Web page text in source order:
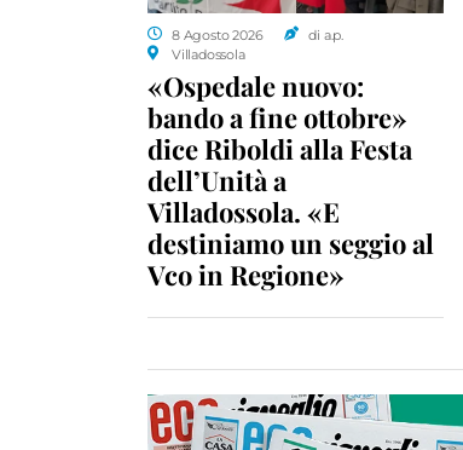
8 Agosto 2026
di a.p.
Villadossola
«Ospedale nuovo:
bando a fine ottobre»
dice Riboldi alla Festa
dell’Unità a
Villadossola. «E
destiniamo un seggio al
Vco in Regione»